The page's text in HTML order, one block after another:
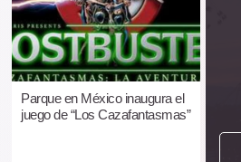
Parque en México inaugura el
juego de “Los Cazafantasmas”